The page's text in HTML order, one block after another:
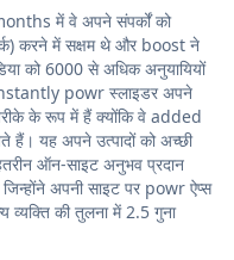
में वे अपने संपर्कों को
करने में सक्षम थे और boost ने
को 6000 से अधिक अनुयायियों
powr स्लाइडर अपने
के रूप में हैं क्योंकि वे added
हैं। यह अपने उत्पादों को अच्छी
ऑन-साइट अनुभव प्रदान
अपनी साइट पर powr ऐप्स
व्यक्ति की तुलना में 2.5 गुना